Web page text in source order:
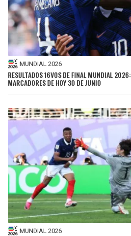
MUNDIAL 2026
RESULTADOS 16VOS DE FINAL MUNDIAL
MARCADORES DE HOY 30 DE JUNIO
MUNDIAL 2026